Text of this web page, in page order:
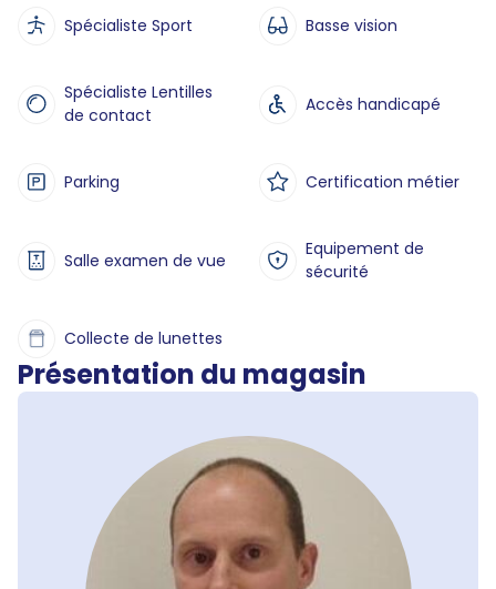
Spécialiste Sport Basse vision
Spécialiste Lentilles
de contact
Accès handicapé
Parking Certification métier
Salle examen de vue
Equipement de
sécurité
Collecte de lunettes
Présentation du magasin